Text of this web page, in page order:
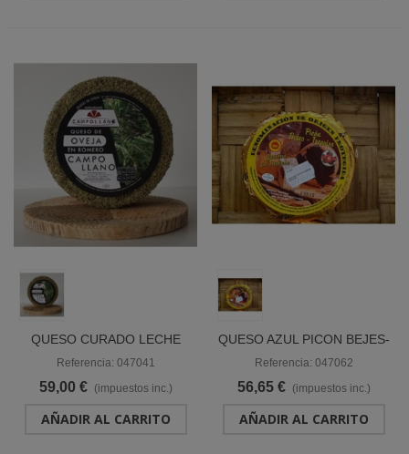
QUESO CURADO LECHE
CRUDA OVEJA EN ROMERO
Referencia: 047041
59,00 € (impuestos inc.)
AÑADIR AL CARRITO
QUESO AZUL PICON BEJES-
TRESVISO D.O.P. "LA
Referencia: 047062
56,65 € (impuestos inc.)
AÑADIR AL CARRITO